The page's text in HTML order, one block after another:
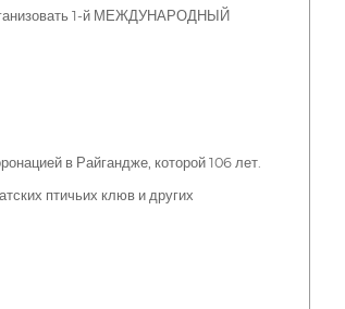
1-й МЕЖДУНАРОДНЫЙ
в Райгандже, которой 106 лет.
птичьих клюв и других